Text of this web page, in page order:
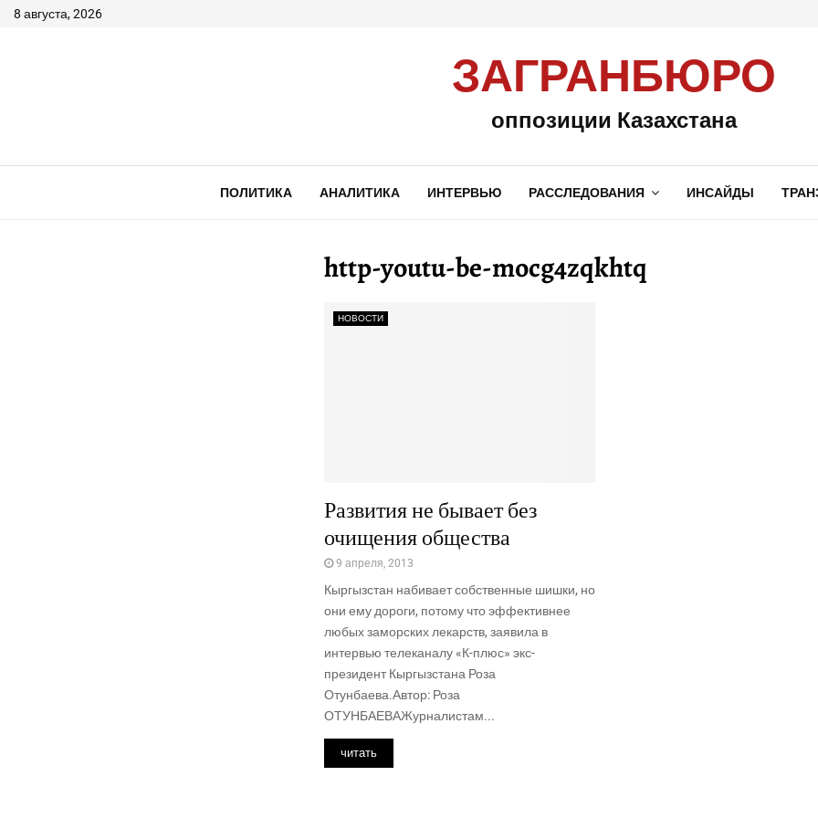
8 августа, 2026
ЗАГРАНБЮРО
оппозиции Казахстана
ПОЛИТИКА АНАЛИТИКА ИНТЕРВЬЮ РАССЛЕДОВАНИЯ ИНСАЙДЫ
http-youtu-be-mocg4zqkhtq
НОВОСТИ
Развития не бывает без
очищения общества
9 апреля, 2013
Кыргызстан набивает собственные шишки, но
они ему дороги, потому что эффективнее
любых заморских лекарств, заявила в
интервью телеканалу «К-плюс» экс-
президент Кыргызстана Роза
Отунбаева.Автор: Роза
ОТУНБАЕВАЖурналистам...
читать